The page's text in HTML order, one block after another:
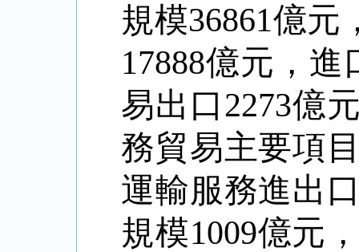
規模36861億元
17888億元，進
易出口2273億
務貿易主要項
運輸服務進出
規模1009億元